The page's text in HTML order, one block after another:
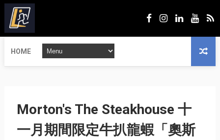
HOME
Morton's The Steakhouse 十
一月期間限定牛扒龍蝦「奧斯